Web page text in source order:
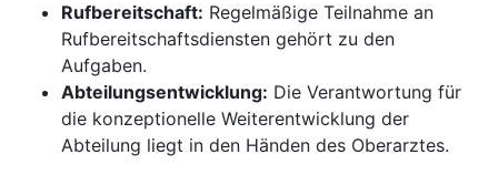
Rufbereitschaft: Regelmäßige Teilnahme an
Rufbereitschaftsdiensten gehört zu den
Aufgaben.
Abteilungsentwicklung: Die Verantwortung für
die konzeptionelle Weiterentwicklung der
Abteilung liegt in den Händen des Oberarztes.